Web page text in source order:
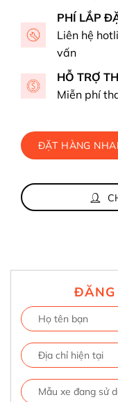
PHÍ LẮP
Liên hệ
vấn
HỖ TRỢ
Miễn phí
ĐẶT HÀNG
ĐĂNG